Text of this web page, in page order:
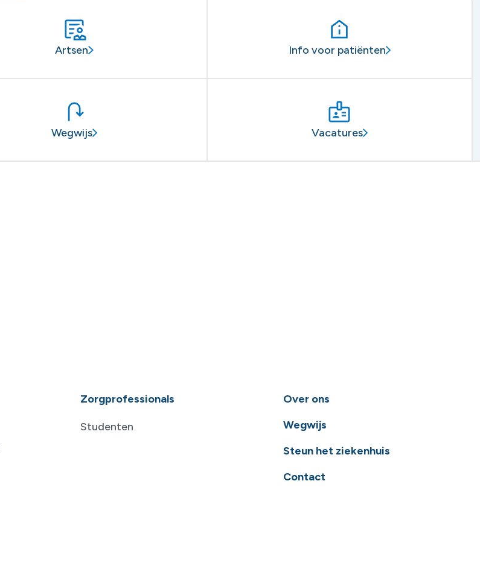
Artsen Info voor patiënten
Wegwijs Vacatures
Zorgprofessionals
Studenten
Over ons
Wegwijs
Steun het ziekenhuis
Contact